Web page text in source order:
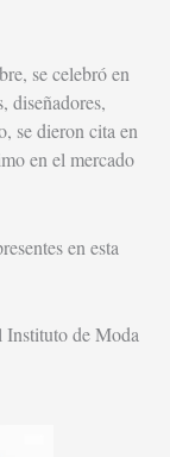
se celebró en
diseñadores,
se dieron cita en
en el mercado
en esta
Instituto de Moda